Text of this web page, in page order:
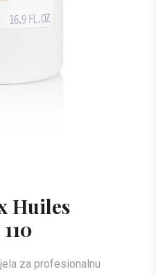
Huiles
za profesionalnu